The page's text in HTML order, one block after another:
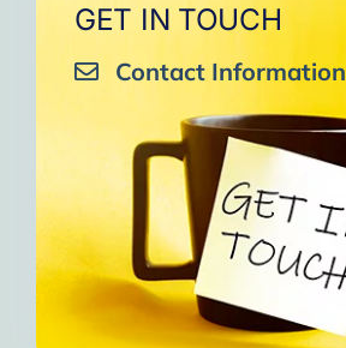
GET IN TOUCH
Contact Information